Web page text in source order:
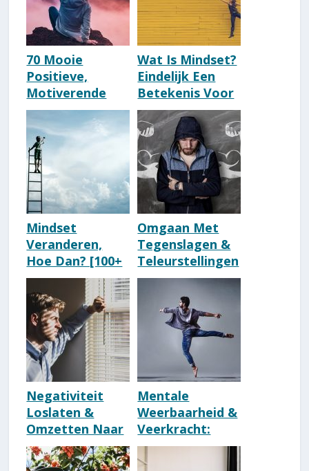
70 Mooie
Positieve,
Motiverende
Quotes & Wijze
Spreuken
Wat Is Mindset?
Eindelijk Een
Betekenis Voor
Deze Vage Term
Mindset
Veranderen,
Hoe Dan? [100+
Oefeningen,
Technieken &
Tips]
Omgaan Met
Tegenslagen &
Teleurstellingen
Verwerken
[Lessen &
Voorbeelden]
Negativiteit
Loslaten &
Omzetten Naar
Positiviteit: 8
Snelle Tips
Mentale
Weerbaarheid &
Veerkracht:
Betekenis &
Kenmerken